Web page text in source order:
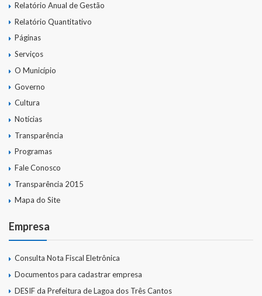
Relatório Anual de Gestão
Relatório Quantitativo
Páginas
Serviços
O Município
Governo
Cultura
Notícias
Transparência
Programas
Fale Conosco
Transparência 2015
Mapa do Site
Empresa
Consulta Nota Fiscal Eletrônica
Documentos para cadastrar empresa
DESIF da Prefeitura de Lagoa dos Três Cantos